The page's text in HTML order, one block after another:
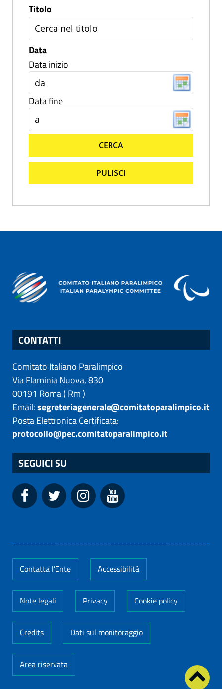
Titolo
Data
Data inizio
Data fine
CERCA
PULISCI
CONTATTI
Comitato Italiano Paralimpico
Via Flaminia Nuova, 830
00191 Roma( Rm)
Email:segreteriagenerale@comitatoparalimpico.it
Posta Elettronica Certificata:
protocollo@pec.comitatoparalimpico.it
SEGUICI SU
Contatta l'Ente Accessibilità
Note legali Privacy Cookie policy
Credits Dati sul monitoraggio
Area riservata